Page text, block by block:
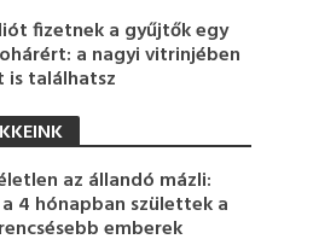
fizetnek a gyűjtők egy
a nagyi vitrinjében
találhatsz
az állandó mázli:
4 hónapban születtek a
emberek